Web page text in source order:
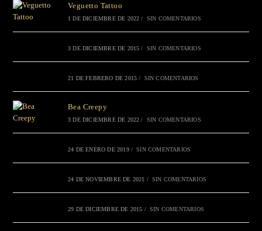
Veguetto Tattoo
1 DE DICIEMBRE DE 2022 / SIN COMENTARIOS
3 DE DICIEMBRE DE 2015 / SIN COMENTARIOS
21 DE FEBRERO DE 2015 / SIN COMENTARIOS
Bea Creepy
3 DE DICIEMBRE DE 2022 / SIN COMENTARIOS
24 DE ENERO DE 2019 / SIN COMENTARIOS
24 DE NOVIEMBRE DE 2021 / SIN COMENTARIOS
29 DE DICIEMBRE DE 2015 / SIN COMENTARIOS